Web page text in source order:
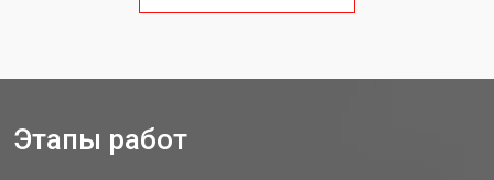
Этапы работ